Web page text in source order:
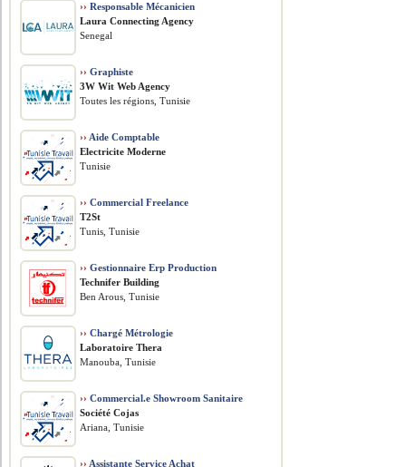
›› Responsable Mécanicien
Laura Connecting Agency
Senegal
›› Graphiste
3W Wit Web Agency
Toutes les régions, Tunisie
›› Aide Comptable
Electricite Moderne
Tunisie
›› Commercial Freelance
T2St
Tunis, Tunisie
›› Gestionnaire Erp Production
Technifer Building
Ben Arous, Tunisie
›› Chargé Métrologie
Laboratoire Thera
Manouba, Tunisie
›› Commercial.e Showroom Sanitaire
Société Cojas
Ariana, Tunisie
›› Assistante Service Achat